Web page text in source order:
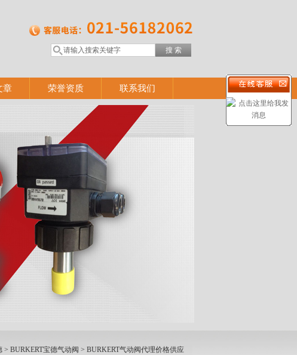
章 荣誉资质 联系我们
> BURKERT宝德气动阀 > BURKERT气动阀代理价格供应